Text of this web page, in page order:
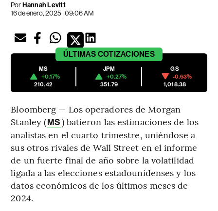
PorHannah Levitt
16 de enero, 2025 | 09:06 AM
ÚLTIMAS COTIZACIONES
MS
+0.17%
210.42
JPM
+0.27%
351.79
GS
-0.63%
1,018.38
Bloomberg — Los operadores de Morgan
Stanley (MS) batieron las estimaciones de los
analistas en el cuarto trimestre, uniéndose a
sus otros rivales de Wall Street en el informe
de un fuerte final de año sobre la volatilidad
ligada a las elecciones estadounidenses y los
datos económicos de los últimos meses de
2024.